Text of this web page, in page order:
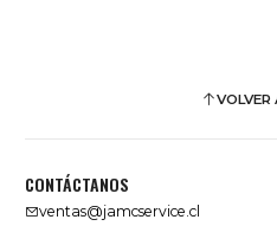
VOLVER
CONTÁCTANOS
ventas@jamcservice.cl